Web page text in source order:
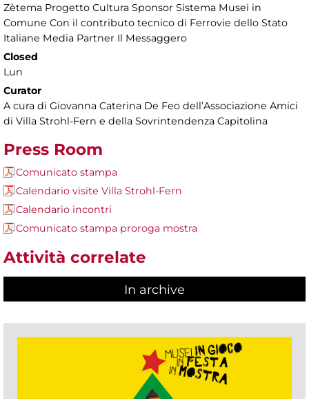
Zètema Progetto Cultura Sponsor Sistema Musei in
Comune Con il contributo tecnico di Ferrovie dello Stato
Italiane Media Partner Il Messaggero
Closed
Lun
Curator
A cura di Giovanna Caterina De Feo dell’Associazione Amici
di Villa Strohl-Fern e della Sovrintendenza Capitolina
Press Room
Comunicato stampa
Calendario visite Villa Strohl-Fern
Calendario incontri
Comunicato stampa proroga mostra
Attività correlate
In archive